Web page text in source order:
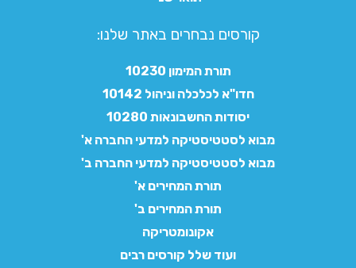
קורסים נבחרים באתר שלנו:​
תורת המימון 10230
חדו"א לכלכלה וניהול 10142
יסודות החשבונאות 10280
מבוא לסטטיסטיקה למדעי החברה א'
מבוא לסטטיסטיקה למדעי החברה ב'
תורת המחירים א'
תורת המחירים ב'
אקונומטריקה
ועוד שלל קורסים רבים